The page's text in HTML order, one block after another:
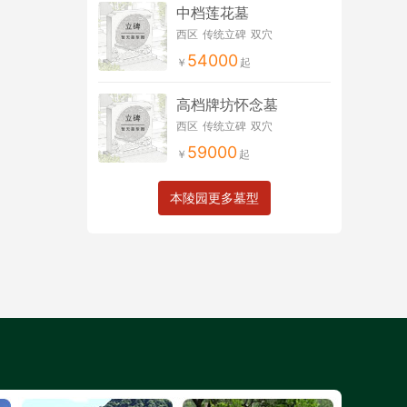
中档莲花墓
西区 传统立碑 双穴
54000
高档牌坊怀念墓
西区 传统立碑 双穴
59000
本陵园更多墓型